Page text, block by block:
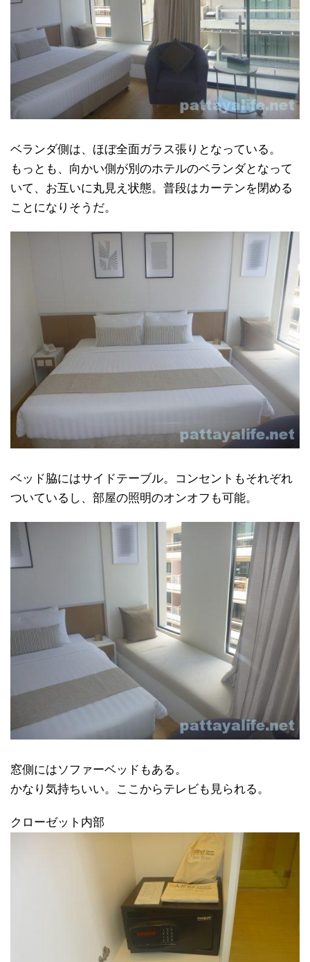
ベランダ側は、ほぼ全面ガラス張りとなっている。
もっとも、向かい側が別のホテルのベランダとなって
いて、お互いに丸見え状態。普段はカーテンを閉める
ことになりそうだ。
ベッド脇にはサイドテーブル。コンセントもそれぞれ
ついているし、部屋の照明のオンオフも可能。
窓側にはソファーベッドもある。
かなり気持ちいい。ここからテレビも見られる。
クローゼット内部